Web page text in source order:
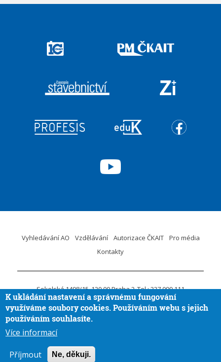
Vyhledávání AO Vzdělávání Autorizace ČKAIT
Pro média
Kontakty
Sokolská 1498/15 120 00 Praha 2 Tel.: 227 090 111
ID DS:krvaigt E-mail.:ckait@ckait.cz Ochrana osobních údajů
Oznámení porušení práva EU
VytvořilaAira GROUP
K ukládání nastavení a správnému fungování
využíváme soubory cookies. Používáním webu s jejich
používáním souhlasíte.
Více informací
Příjmout Ne, děkuji.